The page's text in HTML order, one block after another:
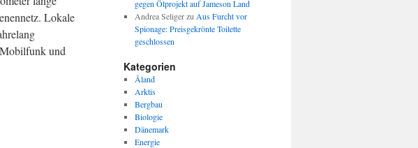
Lokale
und
gegen Ölprojekt auf Jameson Land
Andrea Seligerzu Aus Furcht vor
Spionage: Preisgekrönte Toilette
geschlossen
Kategorien
Åland
Arktis
Bergbau
Biologie
Dänemark
Energie